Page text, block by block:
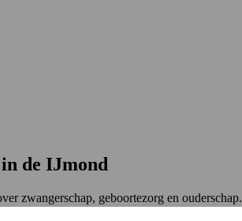
de IJmond
zwangerschap, geboortezorg en